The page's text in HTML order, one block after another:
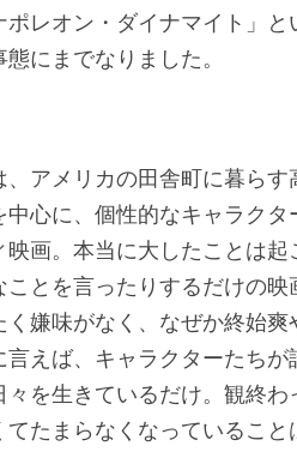
ポレオン・ダイナマイト」
にまでなりました。
、アメリカの田舎町に暮ら
中心に、個性的なキャラク
映画。本当に大したことは
ことを言ったりするだけの
く嫌味がなく、なぜか終始
言えば、キャラクターたち
々を生きているだけ。観終
てたまらなくなっていること